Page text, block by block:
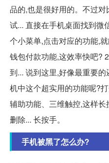
品的,也是很好用的。不过
试... 直接在手机桌面找到微
个小菜单,点击对应的功能,
钱包付款功能,这效率快吧?
到... 说到这里,好像最重要
机中这个超实用的功能呢?
辅助功能、三维触控,这样
删除... 长按手。
手机被黑了怎么办?